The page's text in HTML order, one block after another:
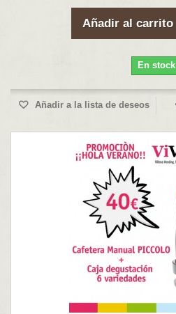
Añadir al carrito
En stock
Añadir a la lista de deseos